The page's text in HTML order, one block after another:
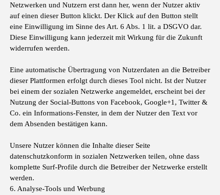
Netzwerken und Nutzern erst dann her, wenn der Nutzer aktiv
auf einen dieser Button klickt. Der Klick auf den Button stellt
eine Einwilligung im Sinne des Art. 6 Abs. 1 lit. a DSGVO dar.
Diese Einwilligung kann jederzeit mit Wirkung für die Zukunft
widerrufen werden.
Eine automatische Übertragung von Nutzerdaten an die Betreiber
dieser Plattformen erfolgt durch dieses Tool nicht. Ist der Nutzer
bei einem der sozialen Netzwerke angemeldet, erscheint bei der
Nutzung der Social-Buttons von Facebook, Google+1, Twitter &
Co. ein Informations-Fenster, in dem der Nutzer den Text vor
dem Absenden bestätigen kann.
Unsere Nutzer können die Inhalte dieser Seite
datenschutzkonform in sozialen Netzwerken teilen, ohne dass
komplette Surf-Profile durch die Betreiber der Netzwerke erstellt
werden.
6. Analyse-Tools und Werbung